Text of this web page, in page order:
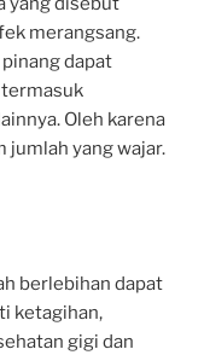
merangsang.
dapat
termasuk
Oleh karena
jumlah yang wajar.
berlebihan dapat
ketagihan,
gigi dan